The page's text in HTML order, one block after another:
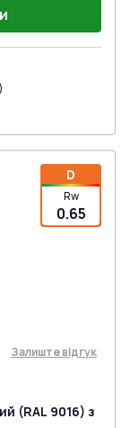
D
Rw
0.65
Залиште відгук
(RAL 9016) з